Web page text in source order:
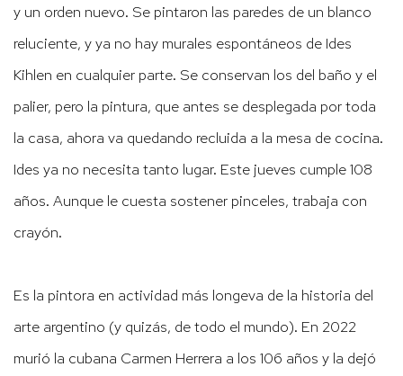
y un orden nuevo. Se pintaron las paredes de un blanco
reluciente, y ya no hay murales espontáneos de Ides
Kihlen en cualquier parte. Se conservan los del baño y el
palier, pero la pintura, que antes se desplegada por toda
la casa, ahora va quedando recluida a la mesa de cocina.
Ides ya no necesita tanto lugar. Este jueves cumple 108
años. Aunque le cuesta sostener pinceles, trabaja con
crayón.
Es la pintora en actividad más longeva de la historia del
arte argentino (y quizás, de todo el mundo). En 2022
murió la cubana Carmen Herrera a los 106 años y la dejó